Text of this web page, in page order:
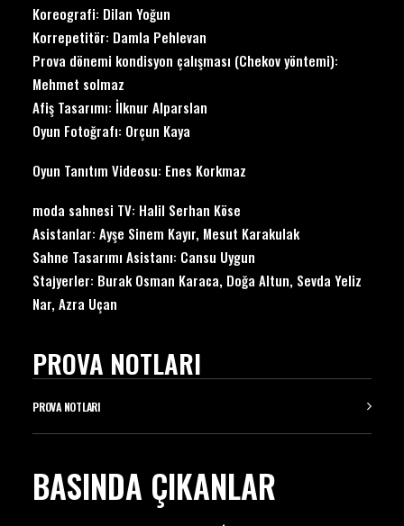
Koreografi: Dilan Yoğun
Korrepetitör: Damla Pehlevan
Prova dönemi kondisyon çalışması (Chekov yöntemi):
Mehmet solmaz
Afiş Tasarımı: İlknur Alparslan
Oyun Fotoğrafı: Orçun Kaya
Oyun Tanıtım Videosu: Enes Korkmaz
moda sahnesi TV: Halil Serhan Köse
Asistanlar: Ayşe Sinem Kayır, Mesut Karakulak
Sahne Tasarımı Asistanı: Cansu Uygun
Stajyerler: Burak Osman Karaca, Doğa Altun, Sevda Yeliz
Nar, Azra Uçan
PROVA NOTLARI
PROVA NOTLARI
BASINDA ÇIKANLAR